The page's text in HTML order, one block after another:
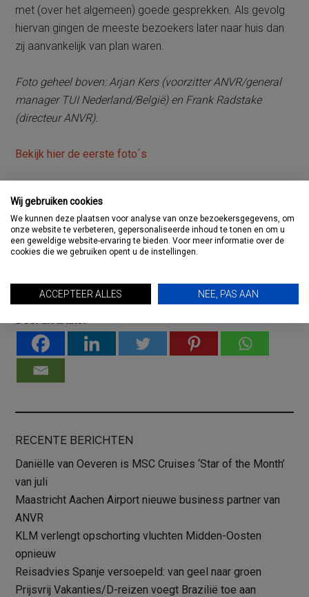
met (over het algemeen) goede gesprekken. Als gevolg
hiervan gingen de meeste bezoekers later naar huis dan
zij aanvankelijk van plan waren.
Foto geheel boven: Arjan Kers (voorzitter ANVR/general
manager TUI Nederland/België) en Frank Radstake
(directeur ANVR).
Bekijk hier de eerste foto´s
Theo de Reus
RECENTE BERICHTEN
Daniëlle van Oeveren is MSC Cruises ‘Star of the Month’
van juli
Maastricht Aachen Airport nieuwe business partner van
ANVR
KLM verlengt opschorting vluchten Midden-Oosten
opnieuw
Reisadvies Spanje versoepeld: van geel naar groen
Prijsvrij Vakanties/D-reizen voegt Brazilië toe aan
Wij gebruiken cookies
We kunnen deze plaatsen voor analyse van onze bezoekersgegevens, om
onze website te verbeteren, gepersonaliseerde inhoud te tonen en om u
een geweldige website-ervaring te bieden. Voor meer informatie over de
cookies die we gebruiken opent u de instellingen.
ACCEPTEER ALLES NEE, PAS AAN